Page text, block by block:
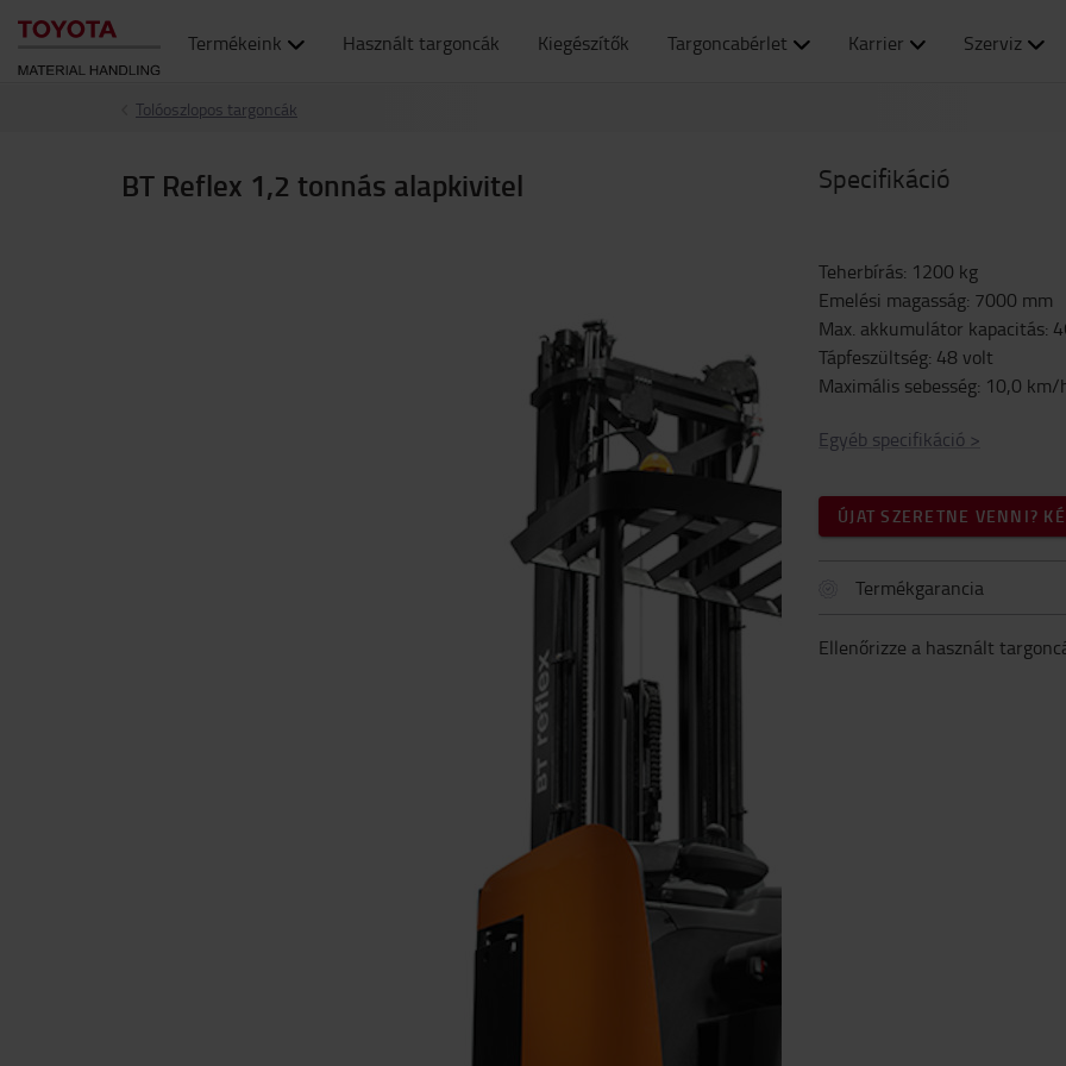
Termékeink Használt targoncák Kiegészítők Targoncabérlet Karrier Szerviz
Tolóoszlopos targoncák
BT Reflex 1,2 tonnás alapkivitel Specifikáció
Teherbírás: 1200 kg
Emelési magasság: 7000 mm
Max. akkumulátor kapacitás:
Tápfeszültség: 48 volt
Maximális sebesség: 10,0 km/
Egyéb specifikáció >
ÚJAT SZERETNE VENNI?
Termékgarancia
Ellenőrizze a használt